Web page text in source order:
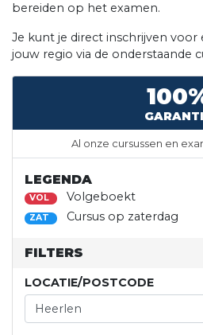
bereiden op het examen.
Je kunt je direct inschrijven voor
jouw regio via de onderstaande
Al onze cursussen en
LEGENDA
VOL Volgeboekt
ZAT Cursus op zaterdag
FILTERS
LOCATIE/POSTCODE